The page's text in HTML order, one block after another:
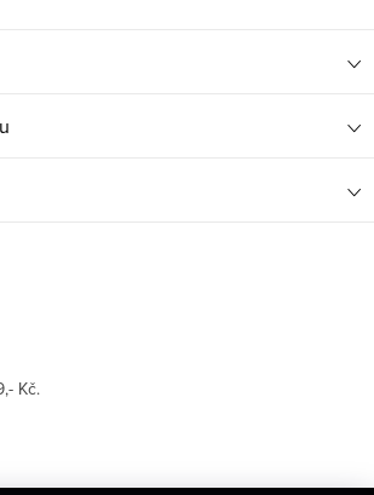
Kč.